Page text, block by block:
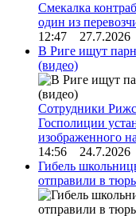
Смекалка
один из
12:47 27.7.2026
В Риге ищут
(видео)
Сотрудники
Госполиции
изображенного
14:56 24.7.2026
Гибель
отправили в